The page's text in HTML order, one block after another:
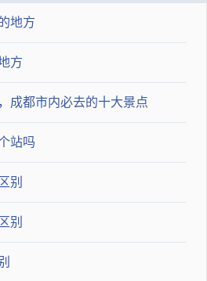
音响系统带11扬声器、无边纯平8寸高清
等。
2021-09-18 23:55:09
太长，如果车辆状况没有问题，价格合
提要对车辆车状况比较熟悉。
地方
方
成都市内必去的十大景点
站吗
别
别